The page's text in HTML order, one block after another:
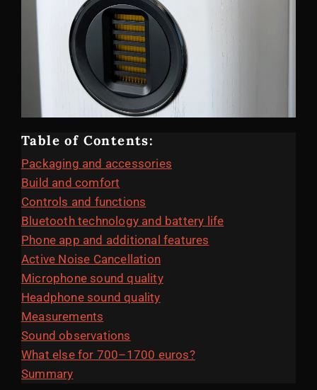
Table of Contents:
Packaging and accessories
Build and comfort
Controls and functions
Bluetooth technology and battery life
Phone app and additional features
Active Noise Cancellation
Microphone sound quality
Headphone sound quality
Measurements
Sound observations
What else for 700–1700 euros?
Summary